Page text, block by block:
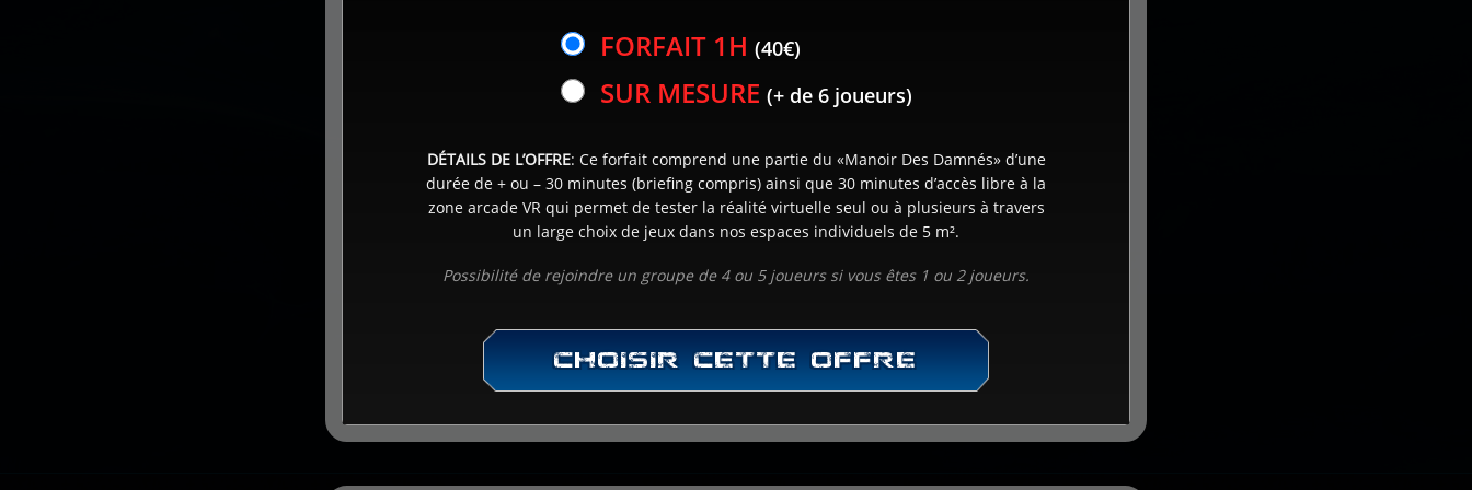
3 & NOMBRE DE JOUEUR(S)
SUIVANT
FORFAIT 1H (40€)
SUR MESURE (+ de 6 joueurs)
DÉTAILS DE L’OFFRE: Ce forfait comprend une partie du «Manoir Des Damnés» d’une
durée de + ou – 30 minutes (briefing compris) ainsi que 30 minutes d’accès libre à la
zone arcade VR qui permet de tester la réalité virtuelle seul ou à plusieurs à travers
un large choix de jeux dans nos espaces individuels de 5 m².
Possibilité de rejoindre un groupe de 4 ou 5 joueurs si vous êtes 1 ou 2 joueurs.
CHOISIR CETTE OFFRE